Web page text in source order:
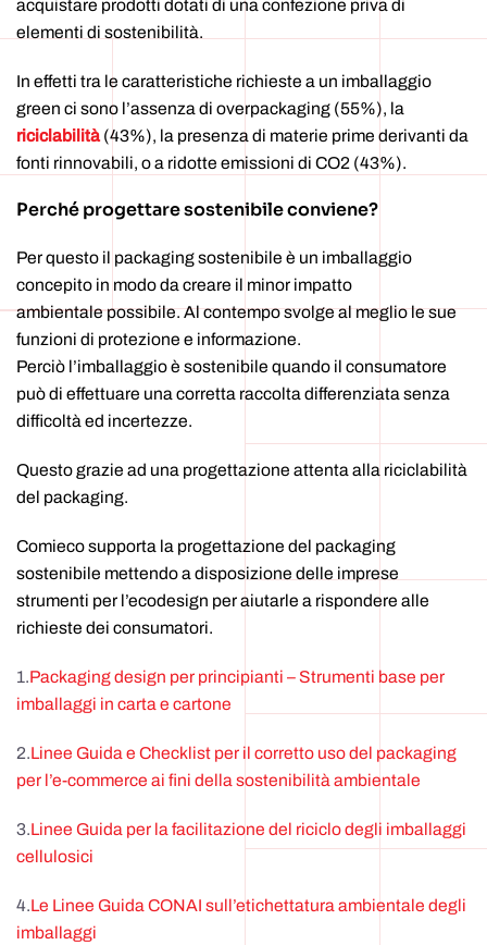
acquistare prodotti dotati di una confezione priva di
elementi di sostenibilità.
In effetti tra le caratteristiche richieste a un imballaggio
green ci sono l’assenza di overpackaging (55%), la
riciclabilità (43%), la presenza di materie prime derivanti da
fonti rinnovabili, o a ridotte emissioni di CO2 (43%).
Perché progettare sostenibile conviene?
Per questo il packaging sostenibile è un imballaggio
concepito in modo da creare il minor impatto
ambientale possibile. Al contempo svolge al meglio le sue
funzioni di protezione e informazione.
Perciò l’imballaggio è sostenibile quando il consumatore
può di effettuare una corretta raccolta differenziata senza
difficoltà ed incertezze.
Questo grazie ad una progettazione attenta alla riciclabilità
del packaging.
Comieco supporta la progettazione del packaging
sostenibile mettendo a disposizione delle imprese
strumenti per l’ecodesign per aiutarle a rispondere alle
richieste dei consumatori.
1.Packaging design per principianti – Strumenti base per
imballaggi in carta e cartone
2.Linee Guida e Checklist per il corretto uso del packaging
per l’e-commerce ai fini della sostenibilità ambientale
3.Linee Guida per la facilitazione del riciclo degli imballaggi
cellulosici
4.Le Linee Guida CONAI sull’etichettatura ambientale degli
imballaggi